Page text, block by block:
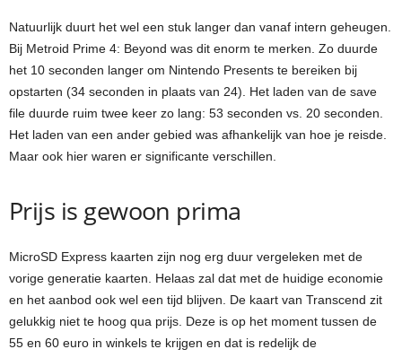
Natuurlijk duurt het wel een stuk langer dan vanaf intern geheugen.
Bij Metroid Prime 4: Beyond was dit enorm te merken. Zo duurde
het 10 seconden langer om Nintendo Presents te bereiken bij
opstarten (34 seconden in plaats van 24). Het laden van de save
file duurde ruim twee keer zo lang: 53 seconden vs. 20 seconden.
Het laden van een ander gebied was afhankelijk van hoe je reisde.
Maar ook hier waren er significante verschillen.
Prijs is gewoon prima
MicroSD Express kaarten zijn nog erg duur vergeleken met de
vorige generatie kaarten. Helaas zal dat met de huidige economie
en het aanbod ook wel een tijd blijven. De kaart van Transcend zit
gelukkig niet te hoog qua prijs. Deze is op het moment tussen de
55 en 60 euro in winkels te krijgen en dat is redelijk de